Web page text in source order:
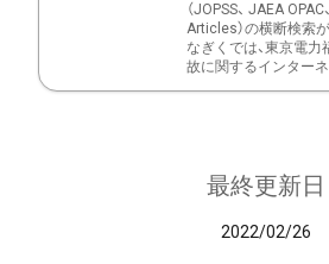
（JOPSS、 JAEA
Articles）の横断検索
なぎくでは、東京電
故に関するインター
最終更新日
2022/02/26